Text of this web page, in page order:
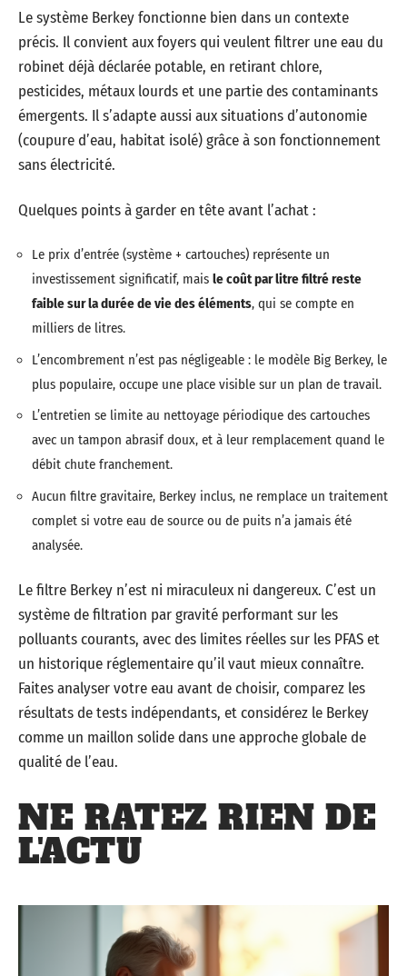
Le système Berkey fonctionne bien dans un contexte
précis. Il convient aux foyers qui veulent filtrer une eau du
robinet déjà déclarée potable, en retirant chlore,
pesticides, métaux lourds et une partie des contaminants
émergents. Il s’adapte aussi aux situations d’autonomie
(coupure d’eau, habitat isolé) grâce à son fonctionnement
sans électricité.
Quelques points à garder en tête avant l’achat :
Le prix d’entrée (système + cartouches) représente un
investissement significatif, mais le coût par litre filtré reste
faible sur la durée de vie des éléments, qui se compte en
milliers de litres.
L’encombrement n’est pas négligeable : le modèle Big Berkey, le
plus populaire, occupe une place visible sur un plan de travail.
L’entretien se limite au nettoyage périodique des cartouches
avec un tampon abrasif doux, et à leur remplacement quand le
débit chute franchement.
Aucun filtre gravitaire, Berkey inclus, ne remplace un traitement
complet si votre eau de source ou de puits n’a jamais été
analysée.
Le filtre Berkey n’est ni miraculeux ni dangereux. C’est un
système de filtration par gravité performant sur les
polluants courants, avec des limites réelles sur les PFAS et
un historique réglementaire qu’il vaut mieux connaître.
Faites analyser votre eau avant de choisir, comparez les
résultats de tests indépendants, et considérez le Berkey
comme un maillon solide dans une approche globale de
qualité de l’eau.
NE RATEZ RIEN DE
L'ACTU